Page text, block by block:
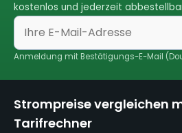
kostenlos und jederzeit
Anmeldung mit Bestätigungs-E-Mail
Strompreise vergleichen
Tarifrechner